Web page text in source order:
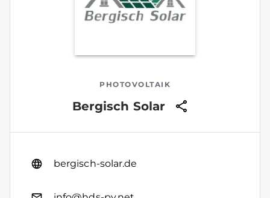
PHOTOVOLTAIK
Bergisch Solar
bergisch-solar.de